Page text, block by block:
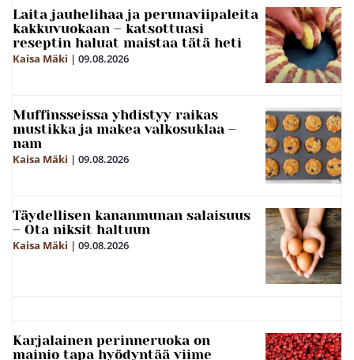
Laita jauhelihaa ja perunaviipaleita
kakkuvuokaan – katsottuasi
reseptin haluat maistaa tätä heti
Kaisa Mäki | 09.08.2026
Muffinsseissa yhdistyy raikas
mustikka ja makea valkosuklaa –
nam
Kaisa Mäki | 09.08.2026
Täydellisen kananmunan salaisuus
– Ota niksit haltuun
Kaisa Mäki | 09.08.2026
Karjalainen perinneruoka on
mainio tapa hyödyntää viime